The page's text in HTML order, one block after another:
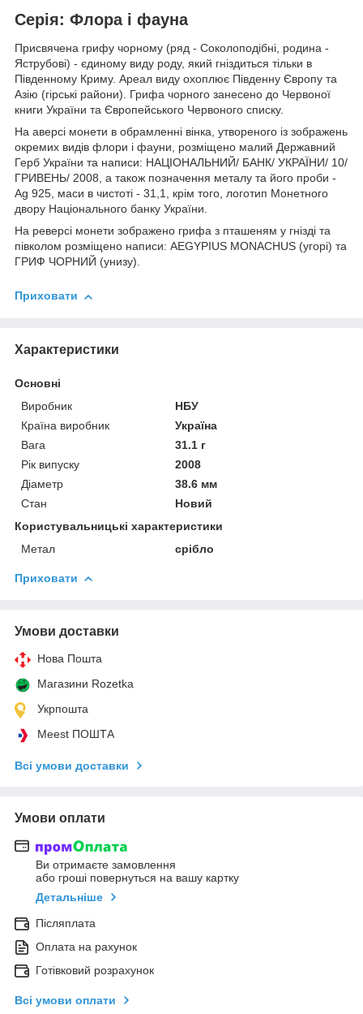
Серія: Флора і фауна
Присвячена грифу чорному (ряд - Соколоподібні, родина -
Яструбові) - єдиному виду роду, який гніздиться тільки в
Південному Криму. Ареал виду охоплює Південну Європу та
Азію (гірські райони). Грифа чорного занесено до Червоної
книги України та Європейського Червоного списку.
На аверсі монети в обрамленні вінка, утвореного із зображень
окремих видів флори і фауни, розміщено малий Державний
Герб України та написи: НАЦІОНАЛЬНИЙ/ БАНК/ УКРАЇНИ/ 10/
ГРИВЕНЬ/ 2008, а також позначення металу та його проби -
Ag 925, маси в чистоті - 31,1, крім того, логотип Монетного
двору Національного банку України.
На реверсі монети зображено грифа з пташеням у гнізді та
півколом розміщено написи: AEGYPIUS MONACHUS (угорі) та
ГРИФ ЧОРНИЙ (унизу).
Приховати
Характеристики
Основні
Виробник
НБУ
Країна виробник
Україна
Вага
31.1 г
Рік випуску
2008
Діаметр
38.6 мм
Стан
Новий
Користувальницькі характеристики
Метал
срібло
Приховати
Умови доставки
Нова Пошта
Магазини Rozetka
Укрпошта
Meest ПОШТА
Всі умови доставки
Умови оплати
Ви отримаєте замовлення
або гроші повернуться на вашу картку
Детальніше
Післяплата
Оплата на рахунок
Готівковий розрахунок
Всі умови оплати